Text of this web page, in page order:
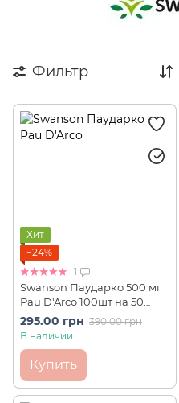
Фильтр
Хит
−24%
1
Swanson Паударко 500 мг
Pau D'Arco 100шт на 50
дней
295.00 грн 390.00 грн
В наличии
Купить